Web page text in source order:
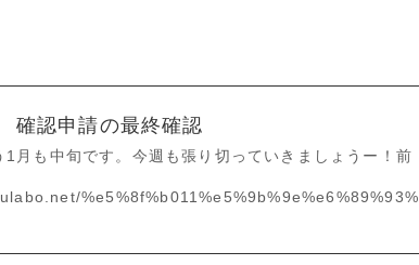
認申請の最終確認
月も中旬です。今週も張り切っていきましょうー！前
%e5%8f%b011%e5%9b%9e%e6%89%93%